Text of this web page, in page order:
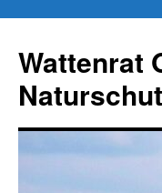
springen
Wattenrat